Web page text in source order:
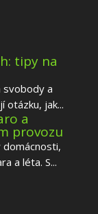
tipy na
svobody a
otázku, jak...
a
provozu
domácnosti,
a léta. S...